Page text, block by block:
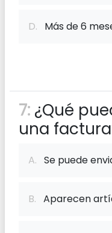
D. Más de 6
7: ¿Qué
una
A. Se puede
B. Aparecen